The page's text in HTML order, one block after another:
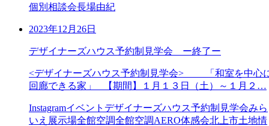
個別相談会長場由紀
2023年12月26日
デザイナーズハウス予約制見学会 ー終了ー
<デザイナーズハウス予約制見学会> 「和室を中心
回廊できる家」 【期間】１月１３日（土）～１月２…
Instagramイベント デザイナーズハウス予約制見学会みら
いえ展示場全館空調全館空調AERO体感会北上市土地情